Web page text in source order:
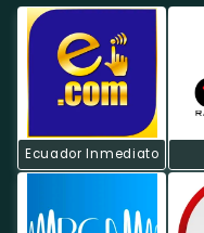
Ecuador Inmediato